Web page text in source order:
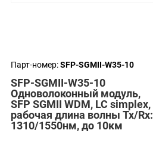
Парт-номер:SFP-SGMII-W35-10
SFP-SGMII-W35-10
Одноволоконный модуль,
SFP SGMII WDM, LC simplex,
рабочая длина волны Tx/Rx:
1310/1550нм, до 10км